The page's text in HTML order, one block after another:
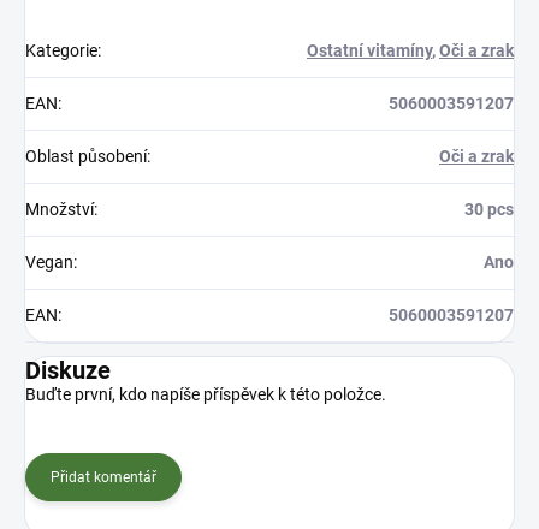
Kategorie: Ostatní vitamíny,Oči a zrak
EAN: 5060003591207
Oblast působení: Oči a zrak
Množství: 30 pcs
Vegan: Ano
EAN: 5060003591207
Diskuze
Buďte první, kdo napíše příspěvek k této položce.
Přidat komentář